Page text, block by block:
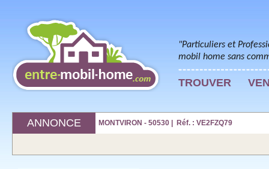
"Particuliers et
mobil home sans
TROUVER
ANNONCE MONTVIRON - 50530 | Réf. : VE2FZQ79